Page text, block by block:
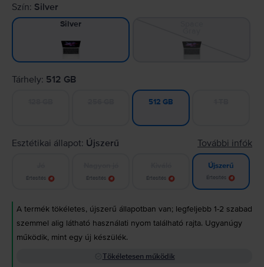
Szín: Silver
Silver
Tárhely: 512 GB
512 GB
Esztétikai állapot: Újszerű További infók
Értesítés Értesítés Értesítés
Újszerű
Értesítés
A termék tökéletes, újszerű állapotban van; legfeljebb 1-2 szabad
szemmel alig látható használati nyom található rajta. Ugyanúgy
működik, mint egy új készülék.
Tökéletesen működik